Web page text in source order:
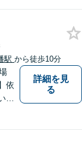
駅 から徒歩10分
依
、
詳細を見
る